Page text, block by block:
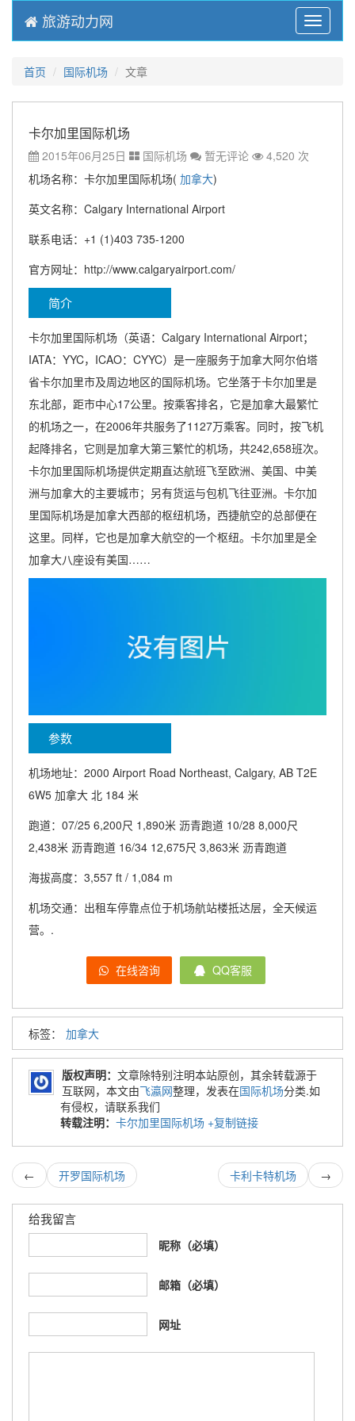
Menu
旅游动力网
首页 国际机场 文章
卡尔加里国际机场
2015年06月25日 国际机场 暂无评论
4,520 次
机场名称：卡尔加里国际机场( 加拿大)
英文名称：Calgary International Airport
联系电话：+1 (1)403 735-1200
官方网址：http://www.calgaryairport.com/
简介
卡尔加里国际机场（英语：Calgary International Airport；
IATA：YYC，ICAO：CYYC）是一座服务于加拿大阿尔伯塔
省卡尔加里市及周边地区的国际机场。它坐落于卡尔加里是
东北部，距市中心17公里。按乘客排名，它是加拿大最繁忙
的机场之一，在2006年共服务了1127万乘客。同时，按飞机
起降排名，它则是加拿大第三繁忙的机场，共242,658班次。
卡尔加里国际机场提供定期直达航班飞至欧洲、美国、中美
洲与加拿大的主要城市；另有货运与包机飞往亚洲。卡尔加
里国际机场是加拿大西部的枢纽机场，西捷航空的总部便在
这里。同样，它也是加拿大航空的一个枢纽。卡尔加里是全
加拿大八座设有美国……
参数
机场地址：2000 Airport Road Northeast, Calgary, AB T2E
6W5 加拿大 北 184 米
跑道：07/25 6,200尺 1,890米 沥青跑道 10/28 8,000尺
2,438米 沥青跑道 16/34 12,675尺 3,863米 沥青跑道
海拔高度：3,557 ft / 1,084 m
机场交通：出租车停靠点位于机场航站楼抵达层，全天候运
营。.
在线咨询 QQ客服
标签： 加拿大
版权声明： 文章除特别注明本站原创，其余转载源于
互联网，本文由飞瀛网整理，发表在国际机场分类.如
有侵权，请联系我们
转载注明： 卡尔加里国际机场 +复制链接
← 开罗国际机场 →
卡利卡特机场
给我留言
昵称（必填）
邮箱（必填）
网址